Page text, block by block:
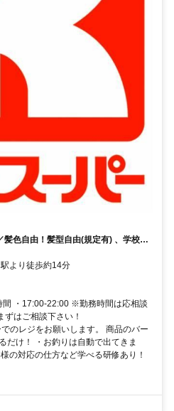
髪色自由！髪型自由(規定有) 、学校行
より徒歩約14分
間 ・17:00-22:00 ※勤務時間は応相談
はご相談下さい！
のレジをお願いします。 商品のバー
だけ！ ・お釣りは自動で出てきま
の対応の仕方など学べる研修あり！